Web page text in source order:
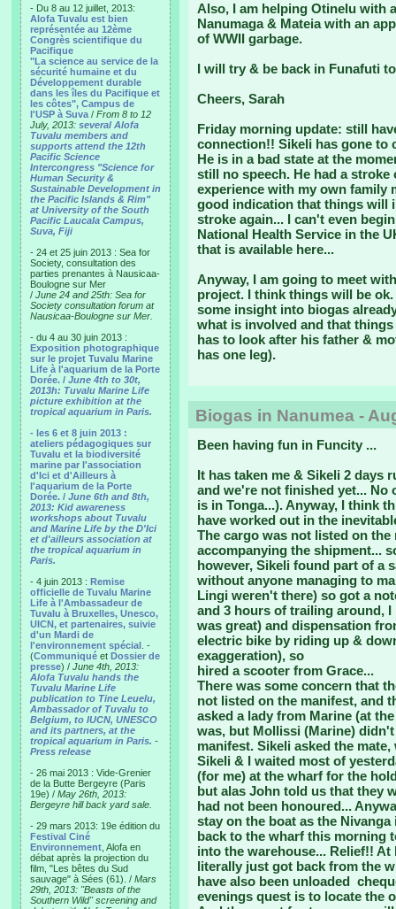
- Du 8 au 12 juillet, 2013:
Alofa Tuvalu est bien
représentée au 12ème
Congrès scientifique du
Pacifique
"La science au service de la
sécurité humaine et du
Développement durable
dans les îles du Pacifique et
les côtes", Campus de
l'USP à Suva / From 8 to 12
July, 2013: several Alofa
Tuvalu members and
supports attend the 12th
Pacific Science
Intercongress "Science for
Human Security &
Sustainable Development in
the Pacific Islands & Rim"
at University of the South
Pacific Laucala Campus,
Suva, Fiji
- 24 et 25 juin 2013 : Sea for
Society, consultation des
parties prenantes à Nausicaa-
Boulogne sur Mer
/ June 24 and 25th: Sea for
Society consultation forum at
Nausicaa-Boulogne sur Mer.
- du 4 au 30 juin 2013 :
Exposition photographique
sur le projet Tuvalu Marine
Life à l'aquarium de la Porte
Dorée. / June 4th to 30t,
2013h: Tuvalu Marine Life
picture exhibition at the
tropical aquarium in Paris.
- les 6 et 8 juin 2013 :
ateliers pédagogiques sur
Tuvalu et la biodiversité
marine par l'association
d'Ici et d'Ailleurs à
l'aquarium de la Porte
Dorée. / June 6th and 8th,
2013: Kid awareness
workshops about Tuvalu
and Marine Life by the D'Ici
et d'ailleurs association at
the tropical aquarium in
Paris.
- 4 juin 2013 : Remise
officielle de Tuvalu Marine
Life à l'Ambassadeur de
Tuvalu à Bruxelles, Unesco,
UICN, et partenaires, suivie
d'un Mardi de
l'environnement spécial . -
(Communiqué et Dossier de
presse) / June 4th, 2013:
Alofa Tuvalu hands the
Tuvalu Marine Life
publication to Tine Leuelu,
Ambassador of Tuvalu to
Belgium, to IUCN, UNESCO
and its partners, at the
tropical aquarium in Paris. -
Press release
- 26 mai 2013 : Vide-Grenier
de la Butte Bergeyre (Paris
19e) / May 26th, 2013:
Bergeyre hill back yard sale.
- 29 mars 2013: 19e édition du
Festival Ciné
Environnement , Alofa en
débat après la projection du
film, "Les bêtes du Sud
sauvage" à Sées (61). / Mars
29th, 2013: "Beasts of the
Southern Wild" screening and
Also, I am helping Otinelu with
Nanumaga & Mateia with an
of WWII garbage.
I will try & be back in Funafuti
Cheers, Sarah
Friday morning update: still
connection!! Sikeli has gone to
He is in a bad state at the
still no speech. He had a
experience with my own family
good indication that things will
stroke again... I can't even
National Health Service in the
that is available here...
Anyway, I am going to meet
project. I think things will be
some insight into biogas
what is involved and that
has to look after his father &
has one leg).
Biogas in Nanumea -
Been having fun in Funcity ...
It has taken me & Sikeli 2 days
and we're not finished yet... No
is in Tonga...). Anyway, I think
have worked out in the
The cargo was not listed on
accompanying the shipment...
however, Sikeli found part of a
without anyone managing to
Lingi weren't there) so got a
and 3 hours of trailing around,
was great) and dispensation
electric bike by riding up &
exaggeration), so
hired a scooter from Grace...
There was some concern that
not listed on the manifest, and
asked a lady from Marine (at
was, but Mollissi (Marine)
manifest. Sikeli asked the
Sikeli & I waited most of
(for me) at the wharf for the
but alas John told us that they
had not been honoured...
stay on the boat as the
back to the wharf this morning
into the warehouse... Relief!!
literally just got back from the
have also been unloaded
evenings quest is to locate the